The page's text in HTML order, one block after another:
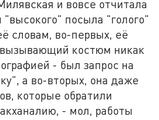
и вовсе отчитала
"высокого" посыла "голого"
словам, во-первых, её
костюм никак
- был запрос на
а во-вторых, она даже
которые обратили
- мол, работы